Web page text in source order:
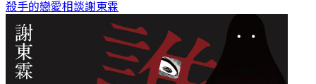
殺手的戀愛相談謝東霖